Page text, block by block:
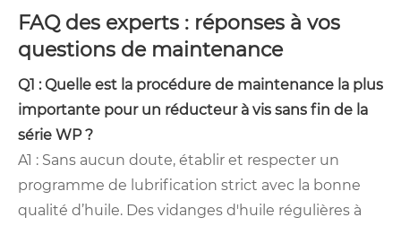
FAQ des experts : réponses à vos
questions de maintenance
Q1 : Quelle est la procédure de maintenance la plus
importante pour un réducteur à vis sans fin de la
série WP ?
A1 : Sans aucun doute, établir et respecter un
programme de lubrification strict avec la bonne
qualité d’huile. Des vidanges d'huile régulières à